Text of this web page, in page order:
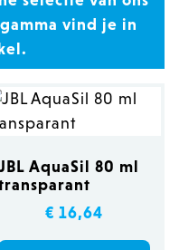
vind je in
AquaSil 80 ml
€ 16,64